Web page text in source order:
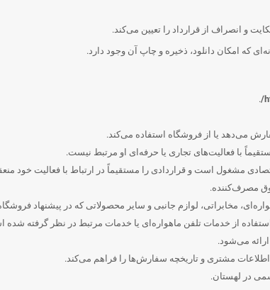
و انصراف از قرارداد را تعیین می‌کند.
که امکان دانلود، ذخیره و چاپ آن وجود دارد.
.
می‌دهد یا از فروشگاه استفاده می‌کند.
با فعالیت‌های تجاری یا حرفه‌ای او مرتبط نیست.
مشغول است و قراردادی را مستقیماً در ارتباط با فعالیت خود
مصرف‌کننده.
مخابراتی، لوازم جانبی و سایر محصولاتی که در پیشنهاد
از خدمات تلفن ماهواره‌ای یا خدمات مرتبط در نظر گرفته شده
می‌شود.
مشتری و تاریخچه سفارش‌ها را فراهم می‌کند.
در لهستان.